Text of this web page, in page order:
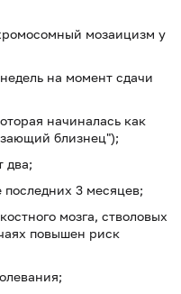
мозаицизм у
на момент сдачи
начиналась как
близнец");
два;
3 месяцев;
мозга, стволовых
повышен риск